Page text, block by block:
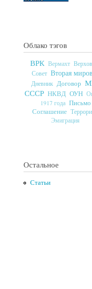
Облако тэгов
ВРК Вермахт
Совет Вторая
Дневник Договор
СССР НКВД ОУН
1917 года Письмо
Соглашение
Эмиграция
Остальное
Статьи